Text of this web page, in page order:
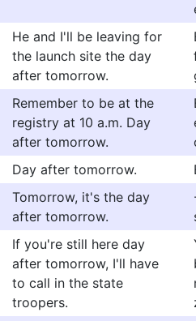
He and I'll be leaving for
the launch site the day
after tomorrow.
Remember to be at the
registry at 10 a.m. Day
after tomorrow.
Day after tomorrow.
Tomorrow, it's the day
after tomorrow.
If you're still here day
after tomorrow, I'll have
to call in the state
troopers.